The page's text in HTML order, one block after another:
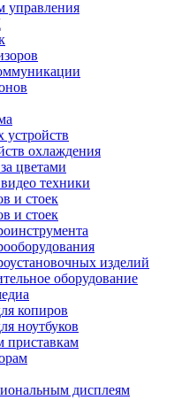
управления
устройств
охлаждения
цветами
техники
и стоек
и стоек
изделий
оборудование
копиров
ноутбуков
приставкам
дисплеям